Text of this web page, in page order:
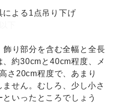
よる1点吊り下げ
飾り部分を含む全幅と全長
約30cmと40cm程度、メ
さ20cm程度で、あまり
ません。むしろ、少し小さ
いったところでしょう